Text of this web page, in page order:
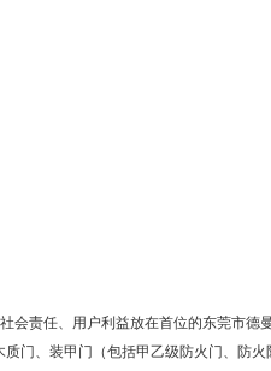
会责任、用户利益放在首位的东莞市德
门、装甲门（包括甲乙级防火门、防火